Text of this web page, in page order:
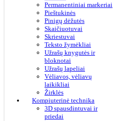
Permanentiniai markeriai
Pieštukinės
Pinigų dėžutės
Skaičiuotuvai
Skriestuvai
Teksto žymėkliai
Užrašų knygutės ir
bloknotai
Užrašų lapeliai
Vėliavos, vėliavų
laikikliai
Žirklės
Kompiuterinė technika
3D spausdintuvai ir
priedai